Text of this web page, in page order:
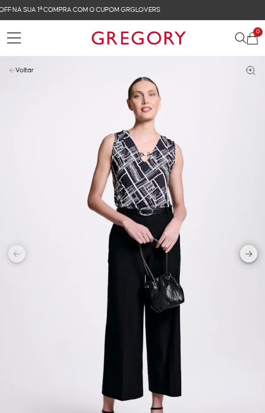
FRETE GRÁTIS NAS COMPRAS ACIMA DE R$ 899
0
Voltar